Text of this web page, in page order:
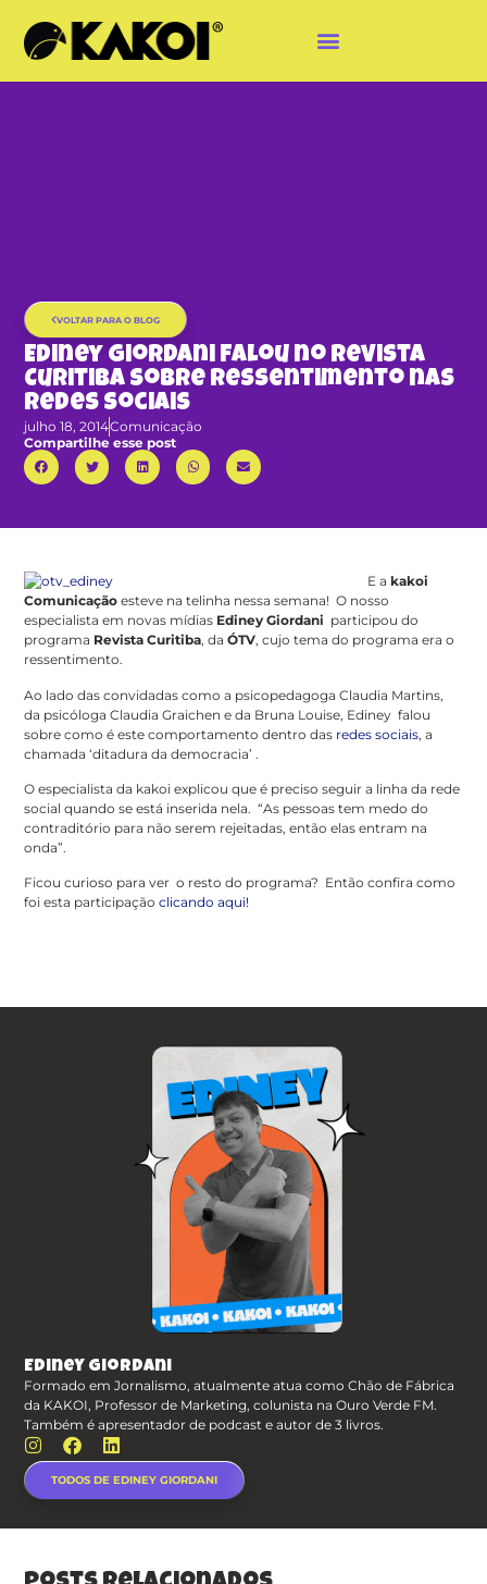
VOLTAR PARA O BLOG
Ediney Giordani falou no Revista
Curitiba sobre ressentimento nas
redes sociais
julho 18, 2014Comunicação
Compartilhe esse post
E akakoi
Comunicação esteve na telinha nessa semana! O nosso
especialista em novas mídias Ediney Giordani participou do
programa Revista Curitiba, daÓTV, cujo tema do programa era o
ressentimento.
Ao lado das convidadas como a psicopedagoga Claudia Martins,
da psicóloga Claudia Graichen e da Bruna Louise, Ediney falou
sobre como é este comportamento dentro das redes sociais, a
chamada ‘ditadura da democracia’ .
O especialista da kakoi explicou que é preciso seguir a linha da rede
social quando se está inserida nela. “As pessoas tem medo do
contraditório para não serem rejeitadas, então elas entram na
onda”.
Ficou curioso para ver o resto do programa? Então confira como
foi esta participaçãoclicando aqui!
Ediney Giordani
Formado em Jornalismo, atualmente atua como Chão de Fábrica
da KAKOI, Professor de Marketing, colunista na Ouro Verde FM.
Também é apresentador de podcast e autor de 3 livros.
TODOS DE EDINEY GIORDANI